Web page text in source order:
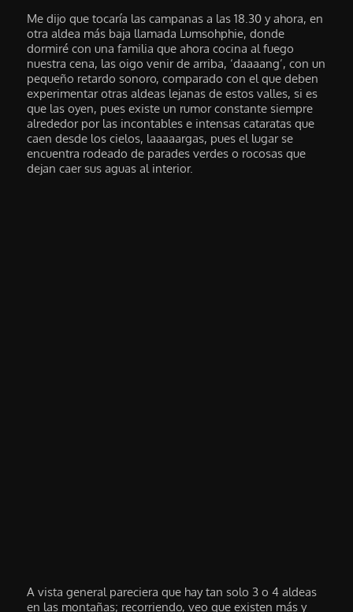
Me dijo que tocaría las campanas a las 18.30 y ahora, en
otra aldea más baja llamada Lumsohphie, donde
dormiré con una familia que ahora cocina al fuego
nuestra cena, las oigo venir de arriba, ‘daaaang’, con un
pequeño retardo sonoro, comparado con el que deben
experimentar otras aldeas lejanas de estos valles, si es
que las oyen, pues existe un rumor constante siempre
alrededor por las incontables e intensas cataratas que
caen desde los cielos, laaaaargas, pues el lugar se
encuentra rodeado de parades verdes o rocosas que
dejan caer sus aguas al interior.
A vista general pareciera que hay tan solo 3 o 4 aldeas
en las montañas; recorriendo, veo que existen más y